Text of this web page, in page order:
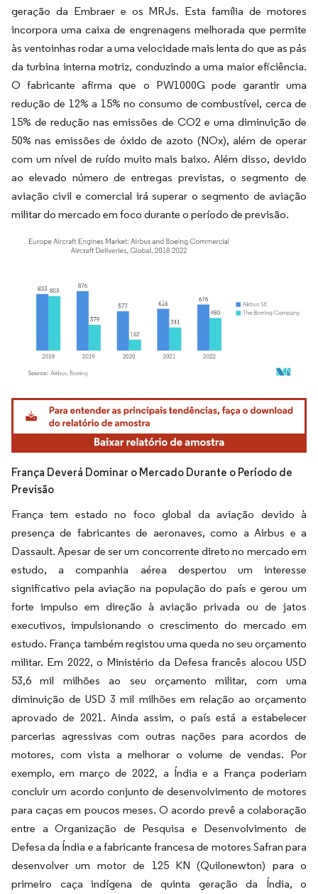
geração da Embraer e os MRJs. Esta família de motores
incorpora uma caixa de engrenagens melhorada que permite
às ventoinhas rodar a uma velocidade mais lenta do que as pás
da turbina interna motriz, conduzindo a uma maior eficiência.
O fabricante afirma que o PW1000G pode garantir uma
redução de 12% a 15% no consumo de combustível, cerca de
15% de redução nas emissões de CO2 e uma diminuição de
50% nas emissões de óxido de azoto (NOx), além de operar
com um nível de ruído muito mais baixo. Além disso, devido
ao elevado número de entregas previstas, o segmento de
aviação civil e comercial irá superar o segmento de aviação
militar do mercado em foco durante o período de previsão.
Imagem © Mordor Intelligence. O reuso requer atribuição conforme CC BY 4.0.
França Deverá Dominar o Mercado Durante o Período de
Previsão
França tem estado no foco global da aviação devido à
presença de fabricantes de aeronaves, como a Airbus e a
Dassault. Apesar de ser um concorrente direto no mercado em
estudo, a companhia aérea despertou um interesse
significativo pela aviação na população do país e gerou um
forte impulso em direção à aviação privada ou de jatos
executivos, impulsionando o crescimento do mercado em
estudo. França também registou uma queda no seu orçamento
militar. Em 2022, o Ministério da Defesa francês alocou USD
53,6 mil milhões ao seu orçamento militar, com uma
diminuição de USD 3 mil milhões em relação ao orçamento
aprovado de 2021. Ainda assim, o país está a estabelecer
parcerias agressivas com outras nações para acordos de
motores, com vista a melhorar o volume de vendas. Por
exemplo, em março de 2022, a Índia e a França poderiam
concluir um acordo conjunto de desenvolvimento de motores
para caças em poucos meses. O acordo prevê a colaboração
entre a Organização de Pesquisa e Desenvolvimento de
Defesa da Índia e a fabricante francesa de motores Safran para
desenvolver um motor de 125 KN (Quilonewton) para o
primeiro caça indígena de quinta geração da Índia, o